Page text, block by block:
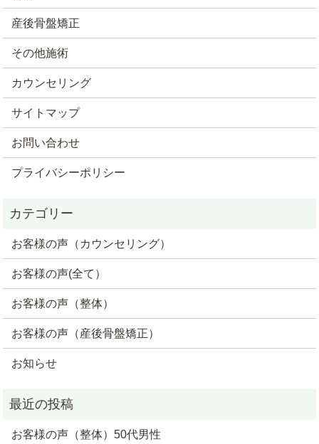
産後骨盤矯正
その他施術
カウンセリング
サイトマップ
お問い合わせ
プライバシーポリシー
お客様の声（カウンセリング）
お客様の声(全て）
お客様の声（整体）
お客様の声（産後骨盤矯正）
お知らせ
お客様の声（整体）50代男性